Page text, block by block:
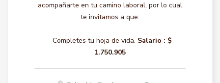
acompañarte en tu camino laboral, por lo cual
te invitamos a que:
- Completes tu hoja de vida. Salario : $
1.750.905